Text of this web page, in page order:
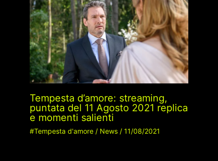
Tempesta d’amore: streaming,
puntata del 11 Agosto 2021 replica
e momenti salienti
#Tempesta d'amore/ News/ 11/08/2021